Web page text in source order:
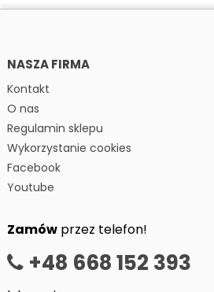
NASZA FIRMA
Kontakt
O nas
Regulamin sklepu
Wykorzystanie cookies
Facebook
Youtube
Zamów przez telefon!
+48 668 152 393